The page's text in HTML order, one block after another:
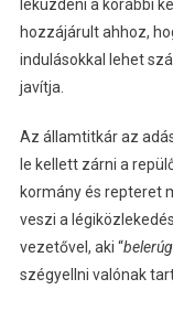
leküzdeni a korábbi
hozzájárult ahhoz,
indulásokkal lehet
javítja.
Az államtitkár az
le kellett zárni a
kormány és repteret
veszi a
vezetővel, aki “
szégyellni valónak